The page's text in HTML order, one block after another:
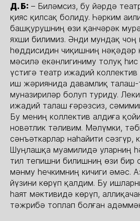
Д. Б: – Биләмсиз, бу йәрдә
қияс қилсақ болиду. Һәрким
башқурушниң өзи қанчәрәк
яхши билимиз. Әнди мундақ чоң
һөддисидин чиқишниң нәқәдәр
мәсилә екәнлигиниму толуқ
үстигә театр ижадий
иш жәриянида давамлиқ
муназириләр болуп туриду.
ижадий талаш ғәрәзсиз,
Бу мениң коллектив алдиға
новәтлик тәливим. Мәлүмки,
сәнъәткарлар наһайити сәзгүр,
Шуңлашқа муамилидә уларниң
тил тепишни билишниң өзи бир
мәнму һечкимниң кичиги әмәс.
йүзини көрүп қалдим. Бу
һаят мәктивидә көрүп,
тәжрибә топлап болған